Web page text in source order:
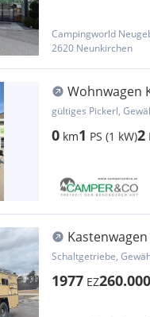
Campingworld
2620 Neunkirchen
Wohnwagen
gültiges Pickerl,
0 km1 PS (1 kW)2
Schaltgetriebe,
1977 EZ260.000